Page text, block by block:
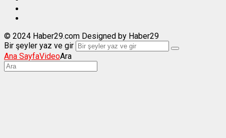
© 2024 Haber29.com Designed by Haber29
Bir şeyler yaz ve gir
Ana SayfaVideoAra